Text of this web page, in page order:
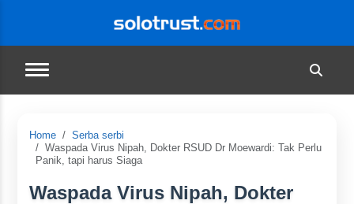
Home
Serba serbi
Waspada Virus Nipah, Dokter RSUD Dr Moewardi: Tak Perlu
Panik, tapi harus Siaga
Waspada Virus Nipah, Dokter